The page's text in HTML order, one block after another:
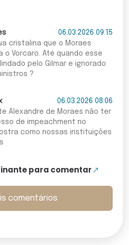
06.03.2026 09:15
cristalina que o Moraes
o Vorcaro. Até quando esse
pelo Gilmar e ignorado
?
06.03.2026 08:06
Alexandre de Moraes não ter
de impeachment no
como nossas instituições
para comentar
comentários